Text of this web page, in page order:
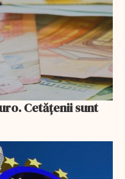
Cetățenii sunt